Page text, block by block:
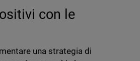
con le
una strategia di